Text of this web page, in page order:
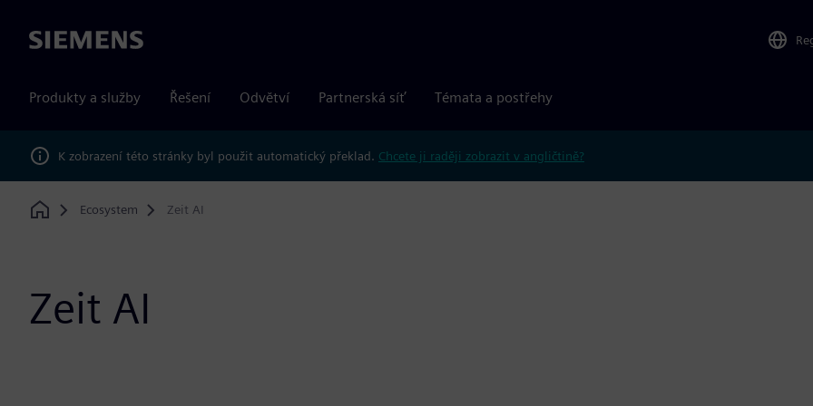
Siemens
Produkty a služby Řešení Odvětví Partnerská síť Témata a postřehy
K zobrazení této stránky byl použit automatický překlad. Chcete ji raději zobrazit v angličtině?
Home
Ecosystem Zeit AI
Zeit AI